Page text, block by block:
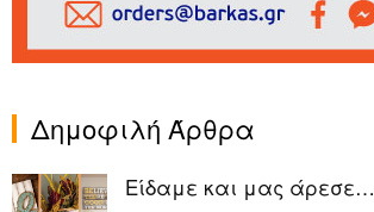
Δημοφιλή Άρθρα
Είδαμε και μας άρεσε…